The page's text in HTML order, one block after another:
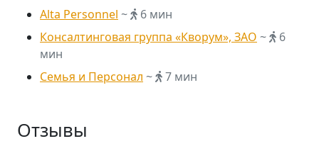
Alta Personnel ~
6 мин
Консалтинговая группа «Кворум», ЗАО ~
6
мин
Семья и Персонал ~ 7 мин
Отзывы